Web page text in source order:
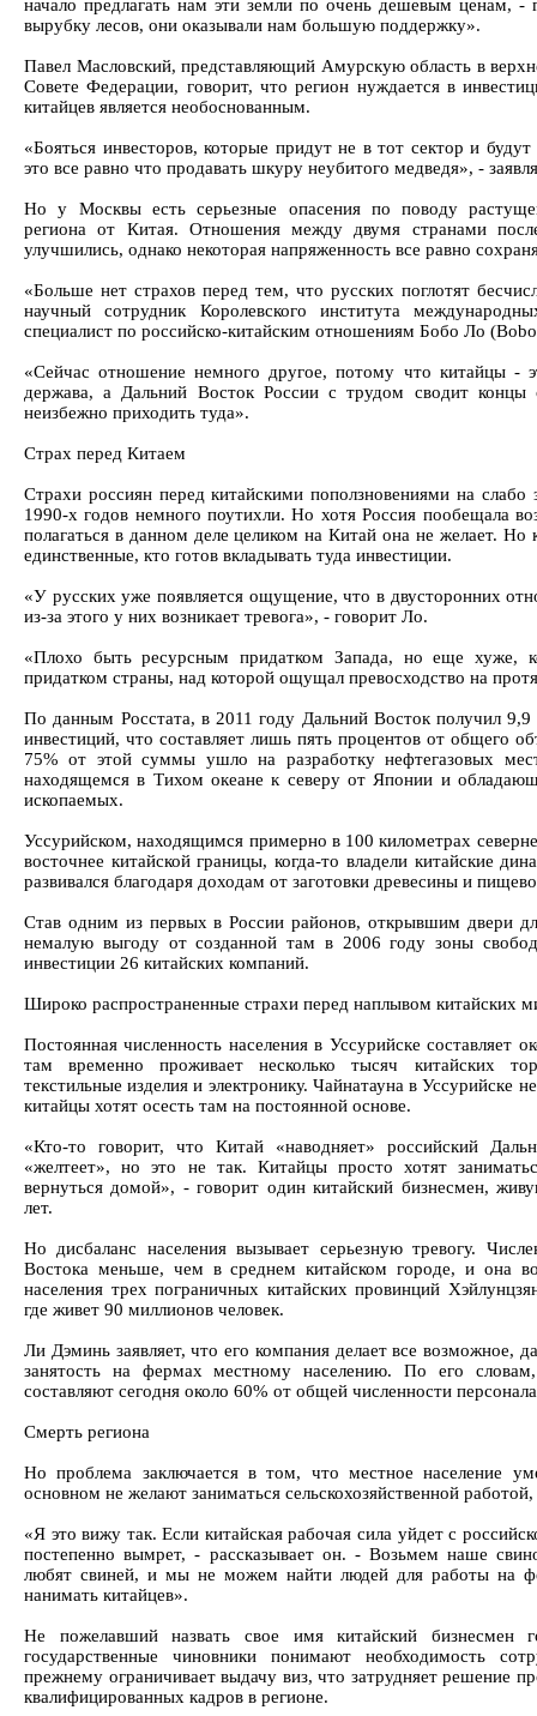
начало предлагать нам эти земли по очень дешевым ценам,
вырубку лесов, они оказывали нам большую поддержку».
Павел Масловский, представляющий Амурскую область в
Совете Федерации, говорит, что регион нуждается в
китайцев является необоснованным.
«Бояться инвесторов, которые придут не в тот сектор и
это все равно что продавать шкуру неубитого медведя», -
Но у Москвы есть серьезные опасения по поводу
региона от Китая. Отношения между двумя странами
улучшились, однако некоторая напряженность все равно
«Больше нет страхов перед тем, что русских поглотят
научный сотрудник Королевского института
специалист по российско-китайским отношениям Бобо Ло
«Сейчас отношение немного другое, потому что китайцы -
держава, а Дальний Восток России с трудом сводит
неизбежно приходить туда».
Страх перед Китаем
Страхи россиян перед китайскими поползновениями на слабо
1990-х годов немного поутихли. Но хотя Россия пообещала
полагаться в данном деле целиком на Китай она не желает.
единственные, кто готов вкладывать туда инвестиции.
«У русских уже появляется ощущение, что в двусторонних
из-за этого у них возникает тревога», - говорит Ло.
«Плохо быть ресурсным придатком Запада, но еще хуже,
придатком страны, над которой ощущал превосходство на
По данным Росстата, в 2011 году Дальний Восток получил
инвестиций, что составляет лишь пять процентов от общего
75% от этой суммы ушло на разработку нефтегазовых
находящемся в Тихом океане к северу от Японии и
ископаемых.
Уссурийском, находящимся примерно в 100 километрах
восточнее китайской границы, когда-то владели китайские
развивался благодаря доходам от заготовки древесины и
Став одним из первых в России районов, открывшим двери
немалую выгоду от созданной там в 2006 году зоны
инвестиции 26 китайских компаний.
Широко распространенные страхи перед наплывом китайских
Постоянная численность населения в Уссурийске составляет
там временно проживает несколько тысяч китайских
текстильные изделия и электронику. Чайнатауна в Уссурийске
китайцы хотят осесть там на постоянной основе.
«Кто-то говорит, что Китай «наводняет» российский
«желтеет», но это не так. Китайцы просто хотят
вернуться домой», - говорит один китайский бизнесмен,
лет.
Но дисбаланс населения вызывает серьезную тревогу.
Востока меньше, чем в среднем китайском городе, и она
населения трех пограничных китайских провинций
где живет 90 миллионов человек.
Ли Дэминь заявляет, что его компания делает все возможное,
занятость на фермах местному населению. По его
составляют сегодня около 60% от общей численности
Смерть региона
Но проблема заключается в том, что местное население
основном не желают заниматься сельскохозяйственной
«Я это вижу так. Если китайская рабочая сила уйдет с
постепенно вымрет, - рассказывает он. - Возьмем наше
любят свиней, и мы не можем найти людей для работы на
нанимать китайцев».
Не пожелавший назвать свое имя китайский бизнесмен
государственные чиновники понимают необходимость
прежнему ограничивает выдачу виз, что затрудняет решение
квалифицированных кадров в регионе.